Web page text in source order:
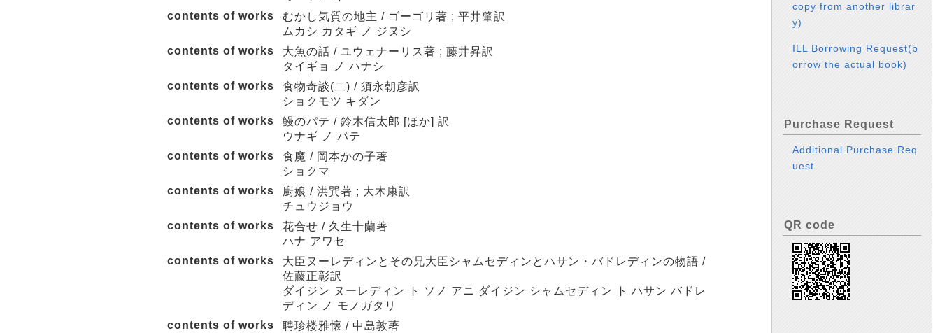
contents of works
むかし気質の地主 / ゴーゴリ著 ; 平井肇訳
ムカシ カタギ ノ ジヌシ
contents of works
大魚の話 / ユウェナーリス著 ; 藤井昇訳
タイギョ ノ ハナシ
contents of works
食物奇談(二) / 須永朝彦訳
ショクモツ キダン
contents of works
鰻のパテ / 鈴木信太郎 [ほか] 訳
ウナギ ノ パテ
contents of works
食魔 / 岡本かの子著
ショクマ
contents of works
廚娘 / 洪巽著 ; 大木康訳
チュウジョウ
contents of works
花合せ / 久生十蘭著
ハナ アワセ
contents of works
大臣ヌーレディンとその兄大臣シャムセディンとハサン・バドレディンの物語 /
佐藤正彰訳
ダイジン ヌーレディン ト ソノ アニ ダイジン シャムセディン ト ハサン バドレ
ディン ノ モノガタリ
contents of works
聘珍楼雅懐 / 中島敦著
copy from another librar
y)
ILL Borrowing Request(b
orrow the actual book)
Purchase Request
Additional Purchase Req
uest
QR code